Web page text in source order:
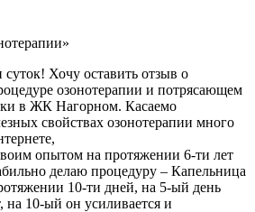
Хочу оставить отзыв о
озонотерапии и потрясающем
в ЖК Нагорном. Касаемо
свойствах озонотерапии много
опытом на протяжении 6-ти лет
делаю процедуру – Капельница
10-ти дней, на 5-ый день
на 10-ый он усиливается и